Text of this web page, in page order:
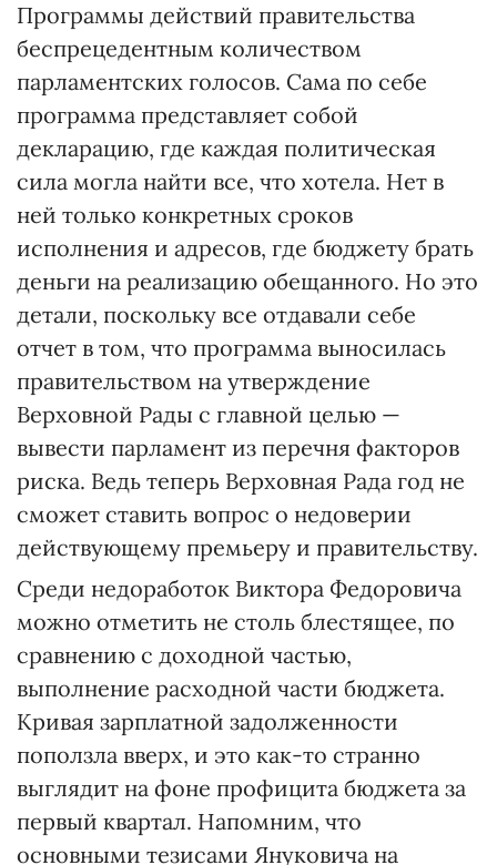
Программы действий правительства
беспрецедентным количеством
парламентских голосов. Сама по себе
программа представляет собой
декларацию, где каждая политическая
сила могла найти все, что хотела. Нет в
ней только конкретных сроков
исполнения и адресов, где бюджету брать
деньги на реализацию обещанного. Но это
детали, поскольку все отдавали себе
отчет в том, что программа выносилась
правительством на утверждение
Верховной Рады с главной целью —
вывести парламент из перечня факторов
риска. Ведь теперь Верховная Рада год не
сможет ставить вопрос о недоверии
действующему премьеру и правительству.
Среди недоработок Виктора Федоровича
можно отметить не столь блестящее, по
сравнению с доходной частью,
выполнение расходной части бюджета.
Кривая зарплатной задолженности
поползла вверх, и это как-то странно
выглядит на фоне профицита бюджета за
первый квартал. Напомним, что
основными тезисами Януковича на